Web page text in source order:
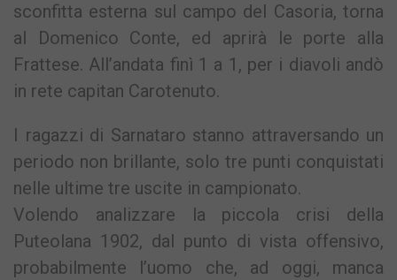
sconfitta esterna sul campo del Casoria, torna
al Domenico Conte, ed aprirà le porte alla
Frattese. All’andata finì 1 a 1, per i diavoli andò
in rete capitan Carotenuto.
I ragazzi di Sarnataro stanno attraversando un
periodo non brillante, solo tre punti conquistati
nelle ultime tre uscite in campionato.
Volendo analizzare la piccola crisi della
Puteolana 1902, dal punto di vista offensivo,
probabilmente l’uomo che, ad oggi, manca